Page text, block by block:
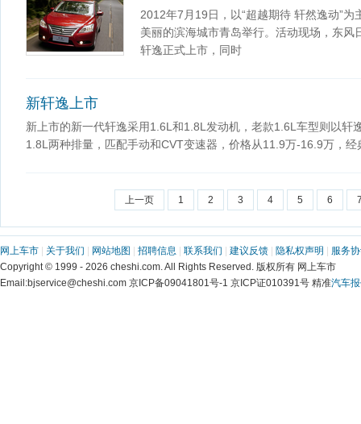
2012年7月19日，以“超越期待 轩然逸动”
美丽的滨海城市青岛举行。活动现场，东
轩逸正式上市，同时
新轩逸上市
新上市的新一代轩逸采用1.6L和1.8L发动机，老款1.6L车型则以轩
1.8L两种排量，匹配手动和CVT变速器，价格从11.9万-16.9万，经
上一页 1 2 3 4 5 6
网上车市 关于我们 网站地图 招聘信息 联系我们 建议反馈 隐私权声明
服务
Copyright © 1999 - 2026 cheshi.com. All Rights Reserved. 版权所有 网上车市
Email:bjservice@cheshi.com 京ICP备09041801号-1 京ICP证010391号 精准汽车